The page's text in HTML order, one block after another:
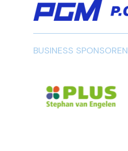
BUSINESS SPONSOREN